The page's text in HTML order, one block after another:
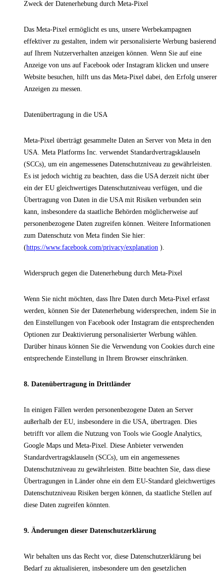
Zweck der Datenerhebung durch Meta-Pixel
Das Meta-Pixel ermöglicht es uns, unsere Werbekampagnen
effektiver zu gestalten, indem wir personalisierte Werbung basierend
auf Ihrem Nutzerverhalten anzeigen können. Wenn Sie auf eine
Anzeige von uns auf Facebook oder Instagram klicken und unsere
Website besuchen, hilft uns das Meta-Pixel dabei, den Erfolg unserer
Anzeigen zu messen.
Datenübertragung in die USA
Meta-Pixel überträgt gesammelte Daten an Server von Meta in den
USA. Meta Platforms Inc. verwendet Standardvertragsklauseln
(SCCs), um ein angemessenes Datenschutzniveau zu gewährleisten.
Es ist jedoch wichtig zu beachten, dass die USA derzeit nicht über
ein der EU gleichwertiges Datenschutzniveau verfügen, und die
Übertragung von Daten in die USA mit Risiken verbunden sein
kann, insbesondere da staatliche Behörden möglicherweise auf
personenbezogene Daten zugreifen können. Weitere Informationen
zum Datenschutz von Meta finden Sie hier:
(https://www.facebook.com/privacy/explanation ).
Widerspruch gegen die Datenerhebung durch Meta-Pixel
Wenn Sie nicht möchten, dass Ihre Daten durch Meta-Pixel erfasst
werden, können Sie der Datenerhebung widersprechen, indem Sie in
den Einstellungen von Facebook oder Instagram die entsprechenden
Optionen zur Deaktivierung personalisierter Werbung wählen.
Darüber hinaus können Sie die Verwendung von Cookies durch eine
entsprechende Einstellung in Ihrem Browser einschränken.
8. Datenübertragung in Drittländer
In einigen Fällen werden personenbezogene Daten an Server
außerhalb der EU, insbesondere in die USA, übertragen. Dies
betrifft vor allem die Nutzung von Tools wie Google Analytics,
Google Maps und Meta-Pixel. Diese Anbieter verwenden
Standardvertragsklauseln (SCCs), um ein angemessenes
Datenschutzniveau zu gewährleisten. Bitte beachten Sie, dass diese
Übertragungen in Länder ohne ein dem EU-Standard gleichwertiges
Datenschutzniveau Risiken bergen können, da staatliche Stellen auf
diese Daten zugreifen könnten.
9. Änderungen dieser Datenschutzerklärung
Wir behalten uns das Recht vor, diese Datenschutzerklärung bei
Bedarf zu aktualisieren, insbesondere um den gesetzlichen